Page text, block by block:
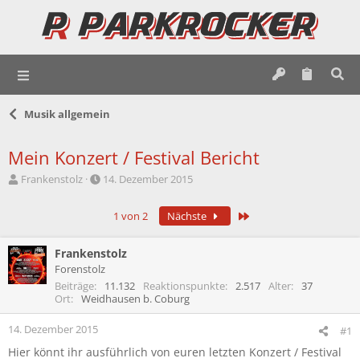
Musik allgemein
Mein Konzert / Festival Bericht
E
l
l
e
Frankenstolz
E
l
l
a
14. Dezember 2015
1 von 2 Nächste
Frankenstolz
Forenstolz
Beiträge
11.132 Reaktionspunkte 2.517 Alter
37
Ort
Weidhausen b. Coburg
14. Dezember 2015 #1
Hier könnt ihr ausführlich von euren letzten Konzert / Festival